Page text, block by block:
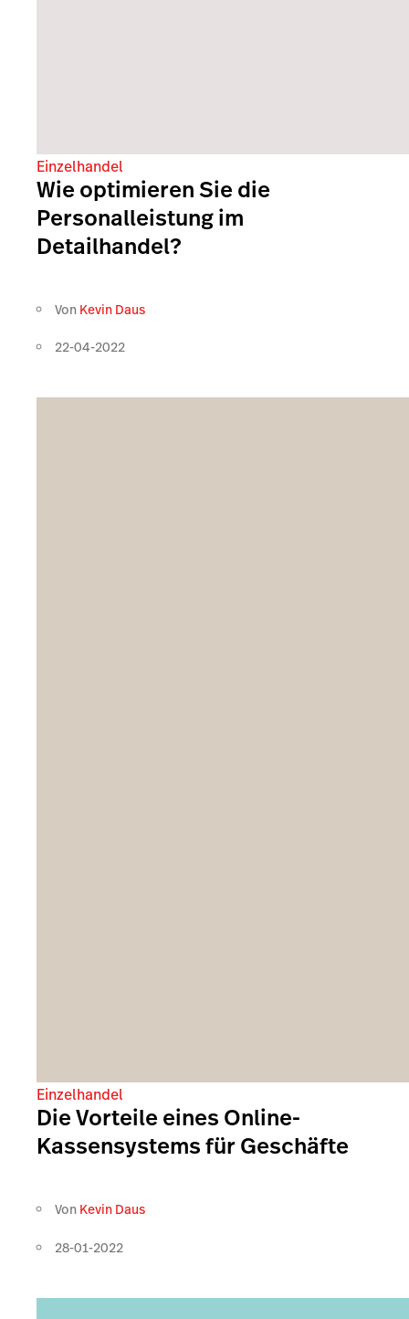
Einzelhandel
Wie optimieren Sie die
Personalleistung im
Detailhandel?
Von Kevin Daus
22-04-2022
Einzelhandel
Die Vorteile eines Online-
Kassensystems für Geschäfte
Von Kevin Daus
28-01-2022